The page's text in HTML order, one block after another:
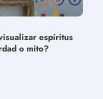
espíritus
o mito?